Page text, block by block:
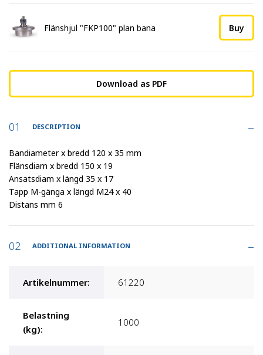
Flänshjul "FKP100" plan bana Buy
Download as PDF
DESCRIPTION
Bandiameter x bredd 120 x 35 mm
Flänsdiam x bredd 150 x 19
Ansatsdiam x längd 35 x 17
Tapp M-gänga x längd M24 x 40
Distans mm 6
ADDITIONAL INFORMATION
Artikelnummer: 61220
Belastning
(kg):
1000